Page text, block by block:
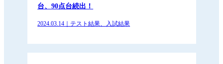
台、90点台続出！
2024.03.14｜テスト結果、入試結果